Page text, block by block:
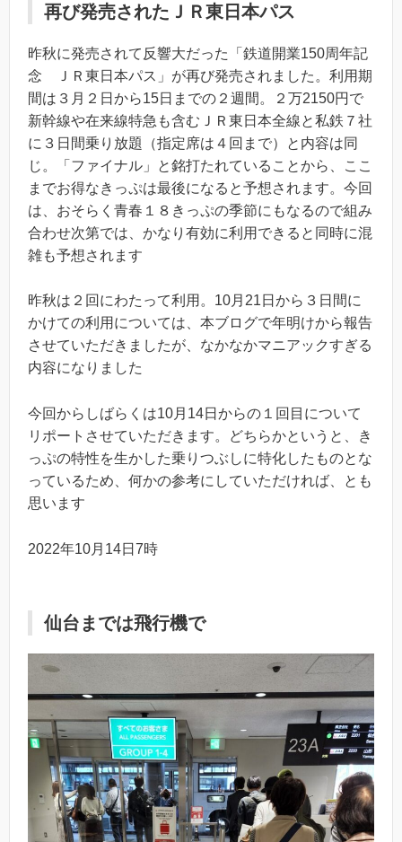
再び発売されたＪＲ東日本パス
昨秋に発売されて反響大だった「鉄道開業150周年記
念 ＪＲ東日本パス」が再び発売されました。利用期
間は３月２日から15日までの２週間。２万2150円で
新幹線や在来線特急も含むＪＲ東日本全線と私鉄７社
に３日間乗り放題（指定席は４回まで）と内容は同
じ。「ファイナル」と銘打たれていることから、ここ
までお得なきっぷは最後になると予想されます。今回
は、おそらく青春１８きっぷの季節にもなるので組み
合わせ次第では、かなり有効に利用できると同時に混
雑も予想されます
昨秋は２回にわたって利用。10月21日から３日間に
かけての利用については、本ブログで年明けから報告
させていただきましたが、なかなかマニアックすぎる
内容になりました
今回からしばらくは10月14日からの１回目について
リポートさせていただきます。どちらかというと、き
っぷの特性を生かした乗りつぶしに特化したものとな
っているため、何かの参考にしていただければ、とも
思います
2022年10月14日7時
仙台までは飛行機で